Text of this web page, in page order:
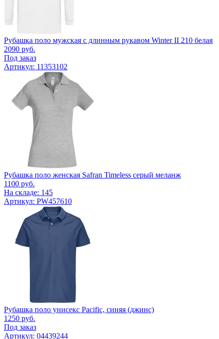
Рубашка поло мужская с длинным рукавом Winter II 210 белая
2090 руб.
Под заказ
Артикул: 11353102
Рубашка поло женская Safran Timeless серый меланж
1100 руб.
На складе: 145
Артикул: PW457610
Рубашка поло унисекс Pacific, синяя (джинс)
1250 руб.
Под заказ
Артикул: 04439244